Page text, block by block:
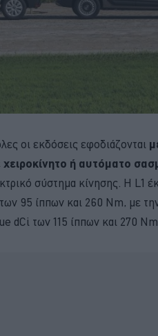
οι εκδόσεις εφοδιάζονται
χειροκίνητο ή αυτόματο
σύστημα κίνησης. Η L1
95 ίππων και 260 Nm, με
dCi των 115 ίππων και 270